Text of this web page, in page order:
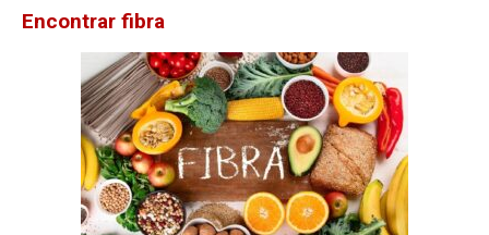
Encontrar fibra